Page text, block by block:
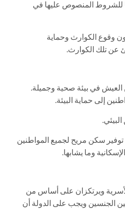
للشروط المنصوص عليها في
وقوع الكوارث وحماية
عن تلك الكوارث.
في بيئة صحية وجميلة.
إلى حماية البيئة.
سكن مريح لجميع المواطنين
وما يشابها.
ويرتكزان على أساس من
الجنسين ويجب على الدولة أن